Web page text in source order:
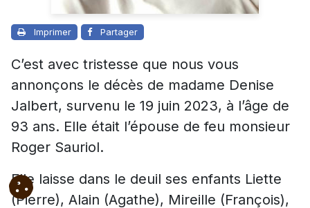
Imprimer Partager
C’est avec tristesse que nous vous
annonçons le décès de madame Denise
Jalbert, survenu le 19 juin 2023, à l’âge de
93 ans. Elle était l’épouse de feu monsieur
Roger Sauriol.
Elle laisse dans le deuil ses enfants Liette
(Pierre), Alain (Agathe), Mireille (François),